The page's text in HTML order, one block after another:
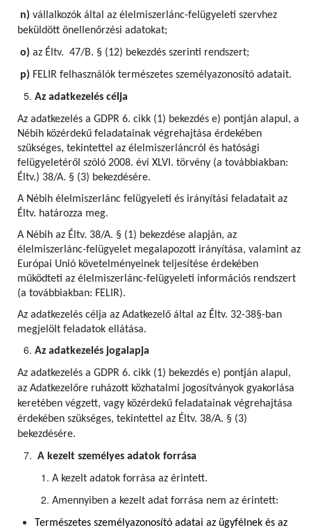
n) vállalkozók által az élelmiszerlánc-felügyeleti szervhez
beküldött önellenőrzési adatokat;
o) az Éltv. 47/B. § (12) bekezdés szerinti rendszert;
p) FELIR felhasználók természetes személyazonosító adatait.
Az adatkezelés célja
Az adatkezelés a GDPR 6. cikk (1) bekezdés e) pontján alapul, a
Nébih közérdekű feladatainak végrehajtása érdekében
szükséges, tekintettel az élelmiszerláncról és hatósági
felügyeletéről szóló 2008. évi XLVI. törvény (a továbbiakban:
Éltv.) 38/A. § (3) bekezdésére.
A Nébih élelmiszerlánc felügyeleti és irányítási feladatait az
Éltv. határozza meg.
A Nébih az Éltv. 38/A. § (1) bekezdése alapján, az
élelmiszerlánc-felügyelet megalapozott irányítása, valamint az
Európai Unió követelményeinek teljesítése érdekében
működteti az élelmiszerlánc-felügyeleti információs rendszert
(a továbbiakban: FELIR).
Az adatkezelés célja az Adatkezelő által az Éltv. 32-38§-ban
megjelölt feladatok ellátása.
Az adatkezelés jogalapja
Az adatkezelés a GDPR 6. cikk (1) bekezdés e) pontján alapul,
az Adatkezelőre ruházott közhatalmi jogosítványok gyakorlása
keretében végzett, vagy közérdekű feladatainak végrehajtása
érdekében szükséges, tekintettel az Éltv. 38/A. § (3)
bekezdésére.
A kezelt személyes adatok forrása
A kezelt adatok forrása az érintett.
Amennyiben a kezelt adat forrása nem az érintett:
Természetes személyazonosító adatai az ügyfélnek és az